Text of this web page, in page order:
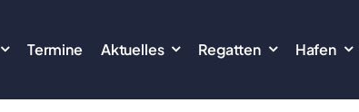
Termine Aktuelles Regatten Hafen